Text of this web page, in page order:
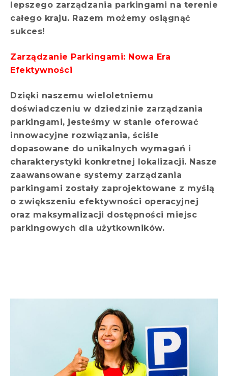
lepszego zarządzania parkingami na terenie
całego kraju. Razem możemy osiągnąć
sukces!
Zarządzanie Parkingami: Nowa Era
Efektywności
Dzięki naszemu wieloletniemu
doświadczeniu w dziedzinie zarządzania
parkingami, jesteśmy w stanie oferować
innowacyjne rozwiązania, ściśle
dopasowane do unikalnych wymagań i
charakterystyki konkretnej lokalizacji. Nasze
zaawansowane systemy zarządzania
parkingami zostały zaprojektowane z myślą
o zwiększeniu efektywności operacyjnej
oraz maksymalizacji dostępności miejsc
parkingowych dla użytkowników.